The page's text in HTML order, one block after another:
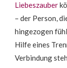
Liebeszauber
– der Person,
hingezogen
Hilfe eines
Verbindung